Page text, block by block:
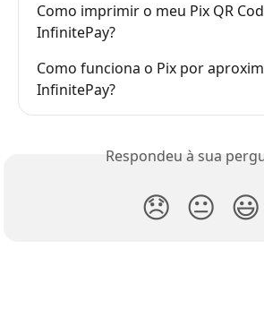
Como imprimir o meu Pix QR
InfinitePay?
Como funciona o Pix por
InfinitePay?
Respondeu à sua
😞 😐 😃